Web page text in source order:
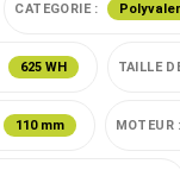
CATEGORIE :
625 WH TAILLE
110 mm MOTEUR :